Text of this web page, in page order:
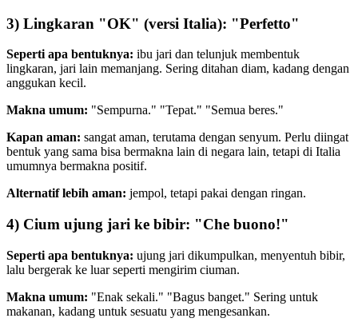
3) Lingkaran "OK" (versi Italia): "Perfetto"
Seperti apa bentuknya: ibu jari dan telunjuk membentuk
lingkaran, jari lain memanjang. Sering ditahan diam, kadang dengan
anggukan kecil.
Makna umum: "Sempurna." "Tepat." "Semua beres."
Kapan aman: sangat aman, terutama dengan senyum. Perlu diingat
bentuk yang sama bisa bermakna lain di negara lain, tetapi di Italia
umumnya bermakna positif.
Alternatif lebih aman: jempol, tetapi pakai dengan ringan.
4) Cium ujung jari ke bibir: "Che buono!"
Seperti apa bentuknya: ujung jari dikumpulkan, menyentuh bibir,
lalu bergerak ke luar seperti mengirim ciuman.
Makna umum: "Enak sekali." "Bagus banget." Sering untuk
makanan, kadang untuk sesuatu yang mengesankan.